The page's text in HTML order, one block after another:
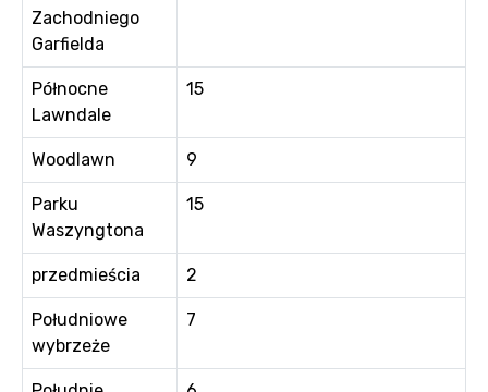
Zachodniego
Garfielda
Północne
Lawndale
15
Woodlawn 9
Parku
Waszyngtona
15
przedmieścia 2
Południowe
wybrzeże
7